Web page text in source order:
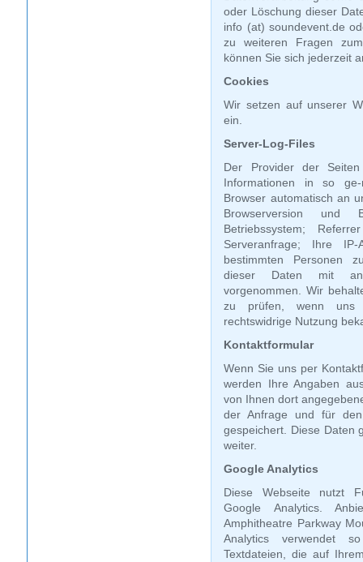
oder Löschung dieser
info (at) soundevent.de
zu weiteren Fragen
können Sie sich jederzeit
Cookies
Wir setzen auf unserer
ein.
Server-Log-Files
Der Provider der
Informationen in so
Browser automatisch an
Browserversion und
Betriebssystem;
Serveranfrage; Ihre
bestimmten Personen
dieser Daten mit
vorgenommen. Wir
zu prüfen, wenn uns
rechtswidrige Nutzung
Kontaktformular
Wenn Sie uns per
werden Ihre Angaben
von Ihnen dort
der Anfrage und für
gespeichert. Diese Daten
weiter.
Google Analytics
Diese Webseite nutzt
Google Analytics.
Amphitheatre Parkway
Analytics verwendet
Textdateien, die auf